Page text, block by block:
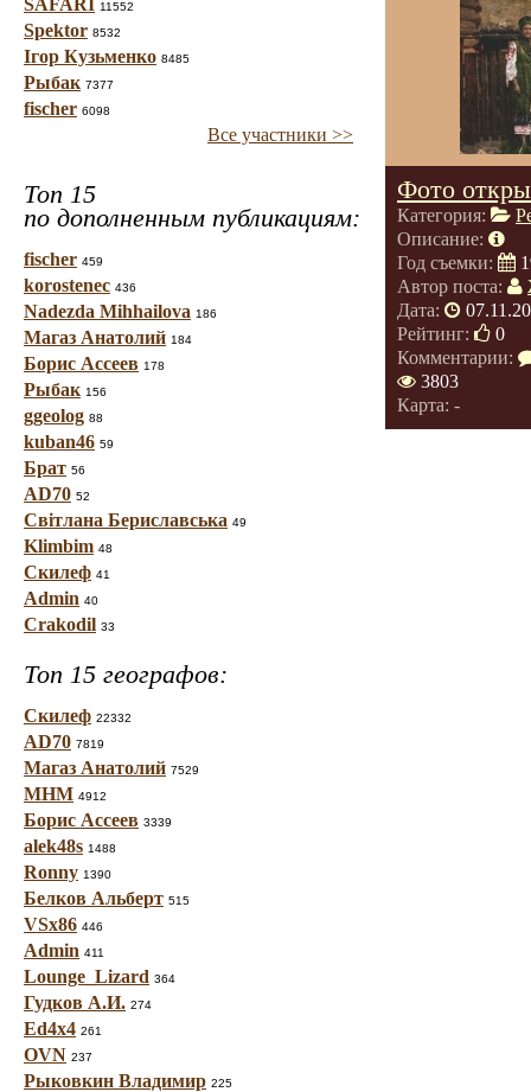
SAFARI 11552
Spektor 8532
Ігор Кузьменко 8485
Рыбак 7377
fischer 6098
Все участники >>
Топ 15
по дополненным публикациям:
fischer 459
korostenec 436
Nadezda Mihhailova 186
Магаз Анатолий 184
Борис Ассеев 178
Рыбак 156
ggeolog 88
kuban46 59
Брат 56
AD70 52
Світлана Бериславська 49
Klimbim 48
Скилеф 41
Admin 40
Crakodil 33
Топ 15 географов:
Скилеф 22332
AD70 7819
Магаз Анатолий 7529
МНМ 4912
Борис Ассеев 3339
alek48s 1488
Ronny 1390
Белков Альберт 515
VSx86 446
Admin 411
Lounge_Lizard 364
Гудков А.И. 274
Ed4x4 261
OVN 237
Рыковкин Владимир 225
Фото
Категория:
Описание:
Год съемки:
Автор поста:
Дата:
Рейтинг:
0
Комментарии:
3803
Карта: -